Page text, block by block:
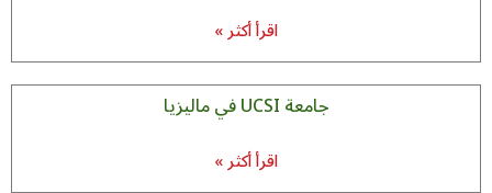
اقرأ أكثر »
جامعة UCSI في مالیزیا
اقرأ أكثر »